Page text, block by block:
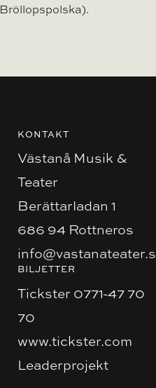
Bröllopspolska).
KONTAKT
Västanå Musik &
Teater
Berättarladan 1
686 94 Rottneros
BILJETTER
Tickster 0771-47 70
70
www.tickster.com
Leaderprojekt